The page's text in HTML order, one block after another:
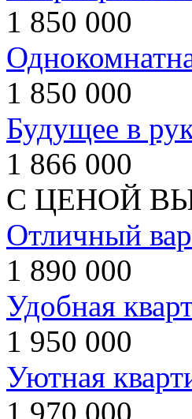
1 850 000
1 850 000
Будущее в
1 866 000
С ЦЕНОЙ
Отличный
1 890 000
Удобная
1 950 000
Уютная
1 970 000